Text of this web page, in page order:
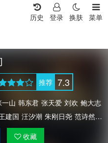
菜单
换肤
登录
历史
推荐 7.3
一山 韩东君 张天爱 刘欢 鲍大志
建国 汪汐潮 朱刚日尧 范诗然
关畅 马跃 黄蓉
收藏